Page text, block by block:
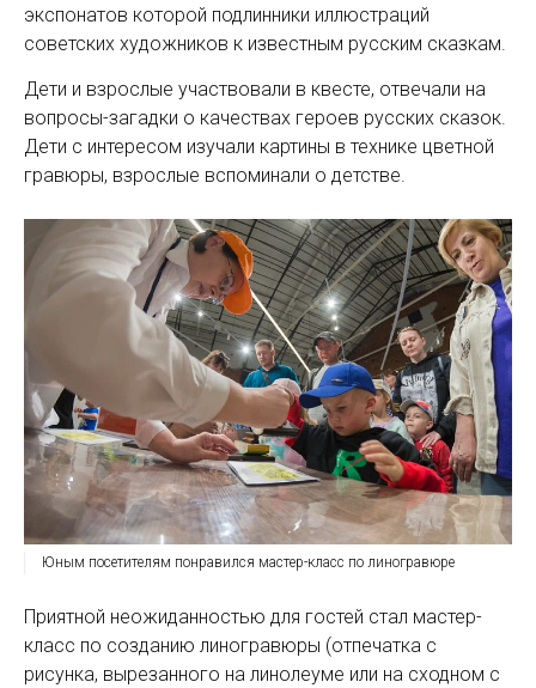
экспонатов которой подлинники иллюстраций
советских художников к известным русским сказкам.
Дети и взрослые участвовали в квесте, отвечали на
вопросы-загадки о качествах героев русских сказок.
Дети с интересом изучали картины в технике цветной
гравюры, взрослые вспоминали о детстве.
Юным посетителям понравился мастер-класс по линогравюре
Приятной неожиданностью для гостей стал мастер-
класс по созданию линогравюры (отпечатка с
рисунка, вырезанного на линолеуме или на сходном с